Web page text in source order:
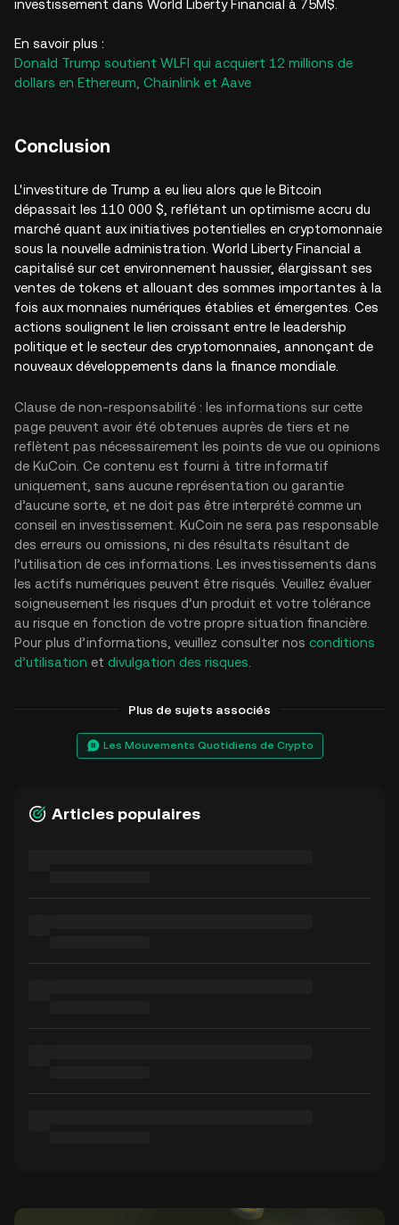
investissement dans World Liberty Financial à 75M$.
En savoir plus :
Donald Trump soutient WLFI qui acquiert 12 millions de
dollars en Ethereum, Chainlink et Aave
Conclusion
L'investiture de Trump a eu lieu alors que le Bitcoin
dépassait les 110 000 $, reflétant un optimisme accru du
marché quant aux initiatives potentielles en cryptomonnaie
sous la nouvelle administration. World Liberty Financial a
capitalisé sur cet environnement haussier, élargissant ses
ventes de tokens et allouant des sommes importantes à la
fois aux monnaies numériques établies et émergentes. Ces
actions soulignent le lien croissant entre le leadership
politique et le secteur des cryptomonnaies, annonçant de
nouveaux développements dans la finance mondiale.
Clause de non-responsabilité : les informations sur cette
page peuvent avoir été obtenues auprès de tiers et ne
reflètent pas nécessairement les points de vue ou opinions
de KuCoin. Ce contenu est fourni à titre informatif
uniquement, sans aucune représentation ou garantie
d’aucune sorte, et ne doit pas être interprété comme un
conseil en investissement. KuCoin ne sera pas responsable
des erreurs ou omissions, ni des résultats résultant de
l’utilisation de ces informations. Les investissements dans
les actifs numériques peuvent être risqués. Veuillez évaluer
soigneusement les risques d’un produit et votre tolérance
au risque en fonction de votre propre situation financière.
Pour plus d’informations, veuillez consulter nos conditions
d’utilisation et divulgation des risques
Plus de sujets associés
Les Mouvements Quotidiens de Crypto
Articles populaires